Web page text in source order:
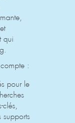
qui
:
pour le
clés,
supports